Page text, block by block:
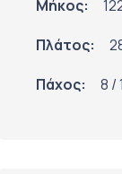
Μήκος:
Πλάτος:
Πάχος:
8 /